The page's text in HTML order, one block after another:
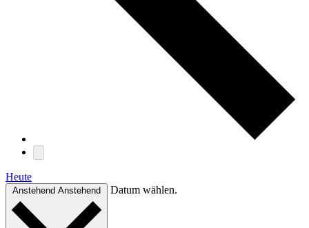
Heute
Anstehend Anstehend Datum wählen.